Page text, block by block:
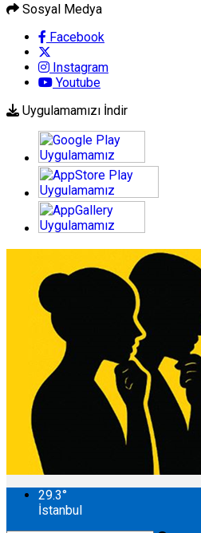
Sosyal Medya
Facebook
Instagram
Youtube
Uygulamamızı İndir
29.3°
İstanbul